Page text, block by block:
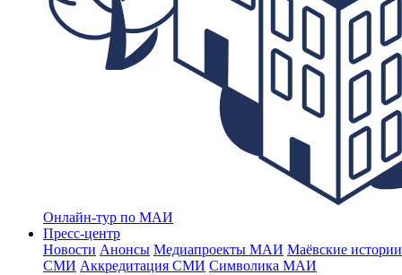
Онлайн-тур по МАИ
Пресс-центр
Новости Анонсы Медиапроекты МАИ Маёвские
СМИ Аккредитация СМИ Символика МАИ